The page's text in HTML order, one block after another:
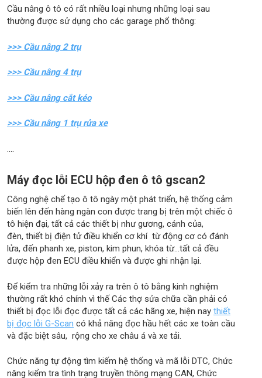
Cầu nâng ô tô có rất nhiều loại nhưng những loại sau
thường được sử dụng cho các garage phổ thông:
>>> Cầu nâng 2 trụ
>>> Cầu nâng 4 trụ
>>> Cầu nâng cắt kéo
>>> Cầu nâng 1 trụ rửa xe
....
Máy đọc lỗi ECU hộp đen ô tô gscan2
Công nghệ chế tạo ô tô ngày một phát triển, hệ thống cảm
biến lên đến hàng ngàn con được trang bị trên một chiếc ô
tô hiện đại, tất cả các thiết bị như gương, cánh của,
đèn, thiết bị điện tử điều khiển cơ khí từ động cơ có đánh
lửa, đến phanh xe, piston, kim phun, khóa từ...tất cả đều
được hộp đen ECU điều khiển và được ghi nhận lại.
Để kiểm tra những lỗi xảy ra trên ô tô bằng kinh nghiệm
thường rất khó chính vì thế Các thợ sửa chữa cần phải có
thiết bị đọc lỗi đọc được tất cả các hãng xe, hiện nay thiết
bị đọc lỗi G-Scan có khả năng đọc hầu hết các xe toàn cầu
và đặc biệt sâu, rộng cho xe châu á và xe tải.
Chức năng tự động tìm kiếm hệ thống và mã lỗi DTC, Chức
năng kiểm tra tình trạng truyền thông mạng CAN, Chức